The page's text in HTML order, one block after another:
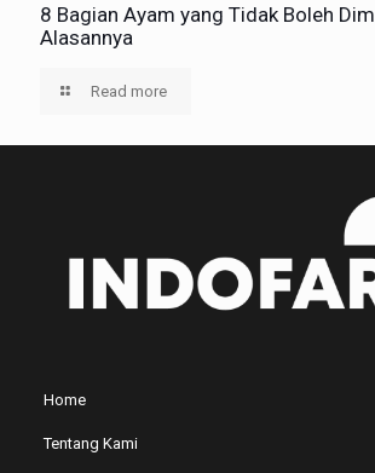
8 Bagian Ayam yang Tidak Boleh
Alasannya
Read more
Home
Tentang Kami